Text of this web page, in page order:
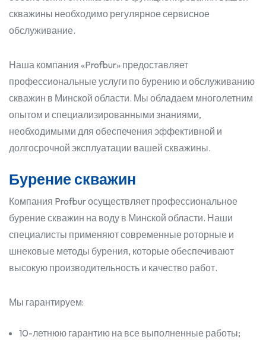
скважины необходимо регулярное сервисное
обслуживание.
Наша компания «Profbur» предоставляет
профессиональные услуги по бурению и обслуживанию
скважин в Минской области. Мы обладаем многолетним
опытом и специализированными знаниями,
необходимыми для обеспечения эффективной и
долгосрочной эксплуатации вашей скважины.
Бурение скважин
Компания Profbur осуществляет профессиональное
бурение скважин на воду в Минской области. Наши
специалисты применяют современные роторные и
шнековые методы бурения, которые обеспечивают
высокую производительность и качество работ.
Мы гарантируем:
10-летнюю гарантию на все выполненные работы;